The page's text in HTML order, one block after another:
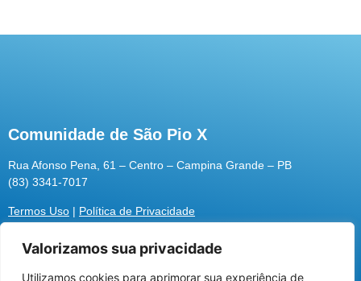
Valorizamos sua privacidade
Utilizamos cookies para aprimorar sua experiência de
Comunidade de São Pio X
Rua Afonso Pena, 61 – Centro – Campina Grande – PB
(83) 3341-7017
Termos Uso | Política de Privacidade